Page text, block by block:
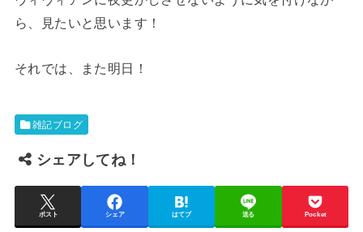
ら、見たいと思います！
それでは、また明日！
雑記ブログ
シェアしてね！
ポスト シェア はてブ 送る Pocket